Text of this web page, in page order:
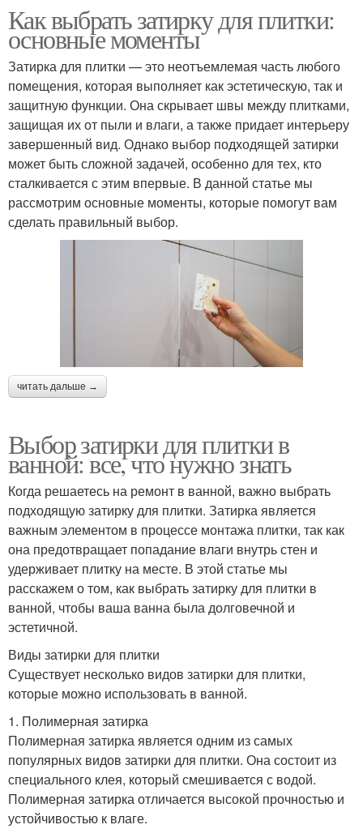
Как выбрать затирку для плитки:
основные моменты
Затирка для плитки — это неотъемлемая часть любого
помещения, которая выполняет как эстетическую, так и
защитную функции. Она скрывает швы между плитками,
защищая их от пыли и влаги, а также придает интерьеру
завершенный вид. Однако выбор подходящей затирки
может быть сложной задачей, особенно для тех, кто
сталкивается с этим впервые. В данной статье мы
рассмотрим основные моменты, которые помогут вам
сделать правильный выбор.
читать дальше →
Выбор затирки для плитки в
ванной: все, что нужно знать
Когда решаетесь на ремонт в ванной, важно выбрать
подходящую затирку для плитки. Затирка является
важным элементом в процессе монтажа плитки, так как
она предотвращает попадание влаги внутрь стен и
удерживает плитку на месте. В этой статье мы
расскажем о том, как выбрать затирку для плитки в
ванной, чтобы ваша ванна была долговечной и
эстетичной.
Виды затирки для плитки
Существует несколько видов затирки для плитки,
которые можно использовать в ванной.
1. Полимерная затирка
Полимерная затирка является одним из самых
популярных видов затирки для плитки. Она состоит из
специального клея, который смешивается с водой.
Полимерная затирка отличается высокой прочностью и
устойчивостью к влаге.